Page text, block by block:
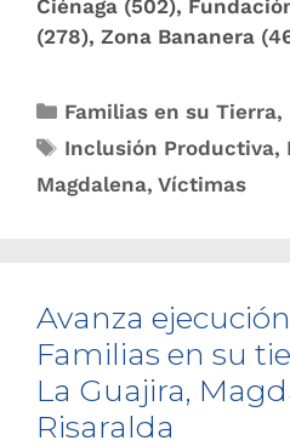
Ciénaga (502),
(278), Zona Bananera
Familias en su Tierra,
Inclusión Productiva,
Magdalena, Víctimas
Avanza
Familias en su
La Guajira,
Risaralda